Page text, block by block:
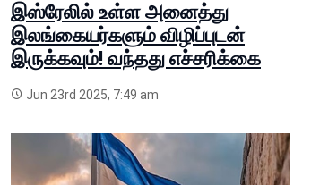
இஸ்ரேலில் உள்ள அனைத்து
இலங்கையர்களும் விழிப்புடன்
இருக்கவும்! வந்தது எச்சரிக்கை
Jun 23rd 2025, 7:49 am